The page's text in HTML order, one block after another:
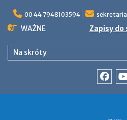
content
00 44 7948103594
WAŻNE Zapisy do
Na skróty